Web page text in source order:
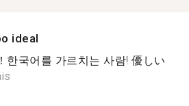
ideal
한국어를 가르치는 사람! 優しい